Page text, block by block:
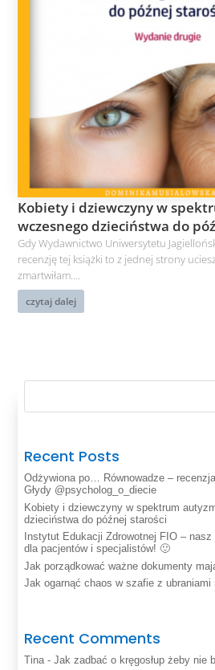
Kobiety i dziewczyny w
wczesnego dzieciństwa do
Gdy Wydawnictwo Uniwersytetu
recenzję tej książki to z jednej strony
zmartwiłam....
czytaj dalej
Recent Posts
Odżywiona po… Równowadze –
Głydy @psycholog_o_diecie
Kobiety i dziewczyny w spektrum
dzieciństwa do późnej starości
Instytut Edukacji Zdrowotnej FIO –
dla pacjentów i specjalistów! 🙂
Jak porządkować ważne dokumenty
Jak ogarnąć chaos w szafie z ubraniami
Recent Comments
Tina-Jak zadbać o kręgosłup żeby nie